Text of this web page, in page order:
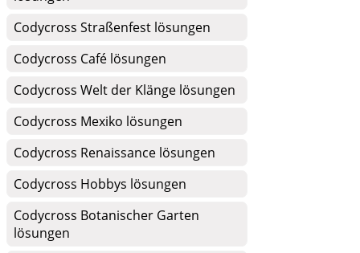
Codycross Straßenfest lösungen
Codycross Café lösungen
Codycross Welt der Klänge lösungen
Codycross Mexiko lösungen
Codycross Renaissance lösungen
Codycross Hobbys lösungen
Codycross Botanischer Garten
lösungen